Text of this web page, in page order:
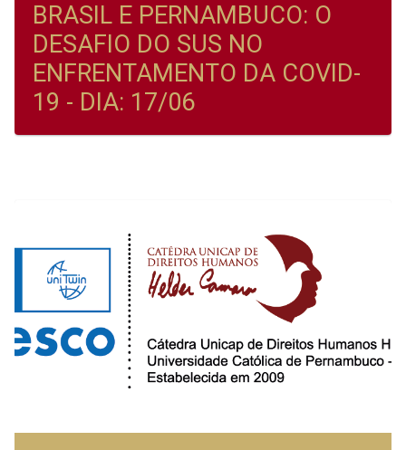
BRASIL E PERNAMBUCO: O
DESAFIO DO SUS NO
ENFRENTAMENTO DA COVID-
19 - DIA: 17/06